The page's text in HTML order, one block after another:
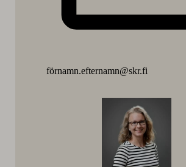
förnamn.efternamn@skr.fi